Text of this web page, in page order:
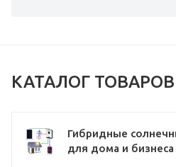
КАТАЛОГ ТОВАРОВ
Гибридные
для дома и бизнеса